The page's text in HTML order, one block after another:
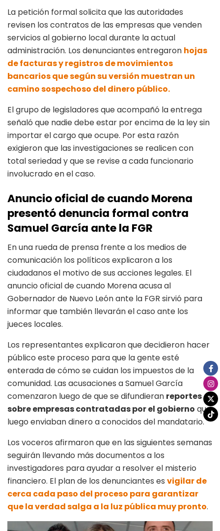
La petición formal solicita que las autoridades
revisen los contratos de las empresas que venden
servicios al gobierno local durante la actual
administración. Los denunciantes entregaron hojas
de facturas y registros de movimientos
bancarios que según su versión muestran un
camino sospechoso del dinero público.
El grupo de legisladores que acompañó la entrega
señaló que nadie debe estar por encima de la ley sin
importar el cargo que ocupe. Por esta razón
exigieron que las investigaciones se realicen con
total seriedad y que se revise a cada funcionario
involucrado en el caso.
Anuncio oficial de cuando Morena
presentó denuncia formal contra
Samuel García ante la FGR
En una rueda de prensa frente a los medios de
comunicación los políticos explicaron a los
ciudadanos el motivo de sus acciones legales. El
anuncio oficial de cuando Morena acusa al
Gobernador de Nuevo León ante la FGR sirvió para
informar que también llevarán el caso ante los
jueces locales.
Los representantes explicaron que decidieron hacer
público este proceso para que la gente esté
enterada de cómo se cuidan los impuestos de la
comunidad. Las acusaciones a Samuel García
comenzaron luego de que se difundieran reportes
sobre empresas contratadas por el gobierno que
luego enviaban dinero a conocidos del mandatario.
Los voceros afirmaron que en las siguientes semanas
seguirán llevando más documentos a los
investigadores para ayudar a resolver el misterio
financiero. El plan de los denunciantes es vigilar de
cerca cada paso del proceso para garantizar
que la verdad salga a la luz pública muy pronto.